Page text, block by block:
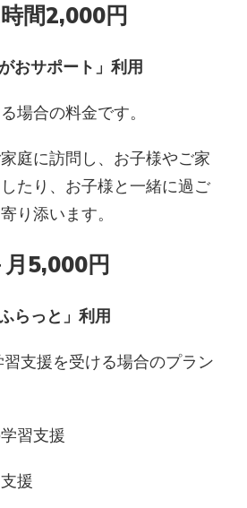
間2,000円
がおサポート」利用
場合の料金です。
庭に訪問し、お子様やご家
たり、お子様と一緒に過ご
り添います。
月5,000円
ふらっと」利用
支援を受ける場合のプラン
習支援
援